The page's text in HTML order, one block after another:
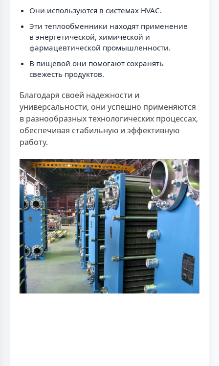
Они используются в системах HVAC.
Эти теплообменники находят применение
в энергетической, химической и
фармацевтической промышленности.
В пищевой они помогают сохранять
свежесть продуктов.
Благодаря своей надежности и
универсальности, они успешно применяются
в разнообразных технологических процессах,
обеспечивая стабильную и эффективную
работу.